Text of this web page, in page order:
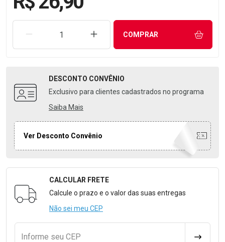
REMOVER UMA UNIDADEAUMENTAR UMA UNIDADE
COMPRAR
DESCONTO CONVÊNIO
Exclusivo para clientes cadastrados no programa
Saiba Mais
Ver Desconto Convênio
Formulário para Calcular o Frete
CALCULAR FRETE
Calcule o prazo e o valor das suas entregas
Não sei meu CEP
Informe seu CEP